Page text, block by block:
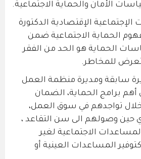
الأمان والحماية الاجتماعية.
الإقتصادية الدكتورة
الحماية الاجتماعية ضمن
الحماية هو الحد من الفقر
للمخاطر.
سابقة ومديرة منظمة العمل
أهم برامج الحماية، الضمان
خلال تواجدهم في سوق العمل،
حين وصولهم الى سن التقاعد ،
الاجتماعية لغير
المساعدات العينية أو